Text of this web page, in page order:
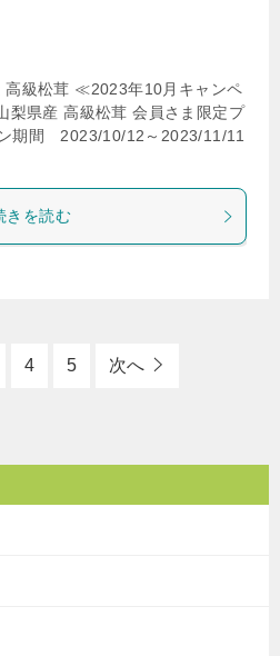
高級松茸 ≪2023年10月キャンペ
県産 高級松茸 会員さま限定プ
期間 2023/10/12～2023/11/11
きを読む
4 5 次へ